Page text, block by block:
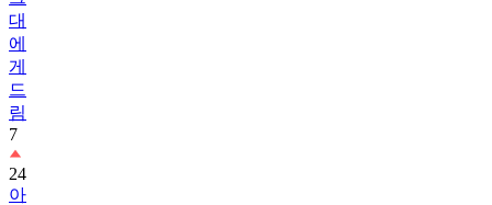
대
에
게
드
림
7
24
아